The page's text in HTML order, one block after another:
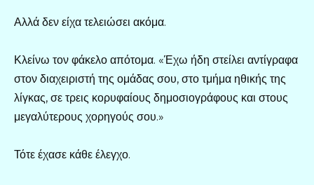
Αλλά δεν είχα τελειώσει ακόμα.
Κλείνω τον φάκελο απότομα. «Έχω ήδη στείλει αντίγραφα
στον διαχειριστή της ομάδας σου, στο τμήμα ηθικής της
λίγκας, σε τρεις κορυφαίους δημοσιογράφους και στους
μεγαλύτερους χορηγούς σου.»
Τότε έχασε κάθε έλεγχο.